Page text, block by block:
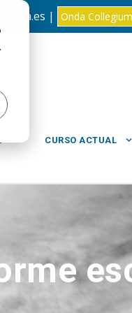
| Onda
CURSO ACTUAL